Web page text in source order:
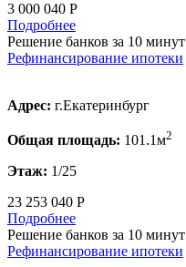
3 000 040 Р
Подробнее
Решение банков за 10 минут
Рефинансирование ипотеки
Адрес: г.Екатеринбург
Общая площадь: 101.1м2
Этаж: 1/25
23 253 040 Р
Подробнее
Решение банков за 10 минут
Рефинансирование ипотеки